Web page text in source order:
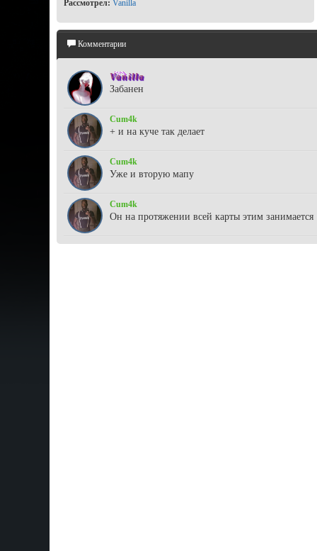
Рассмотрел: Vanilla
Комментарии
Vanilla
Забанен
Cum4k
+ и на куче так делает
Cum4k
Уже и вторую мапу
Cum4k
Он на протяжении всей карты этим занимается